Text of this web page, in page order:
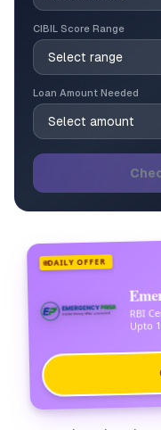
CIBIL Score Range
Loan Amount Needed
DAILY OFFER
RBI
Upto